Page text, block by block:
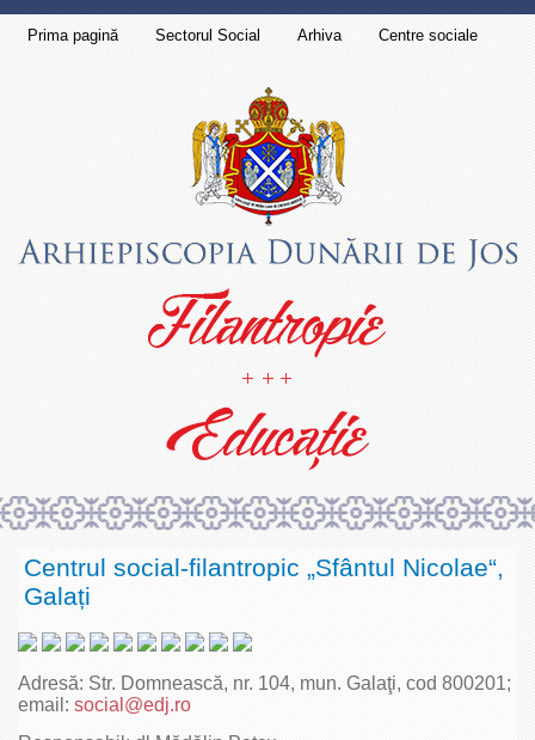
Prima pagină Sectorul Social Arhiva
Centre sociale
Centrul social-filantropic „Sfântul Nicolae“,
Galați
Adresă: Str. Domnească, nr. 104, mun. Galaţi, cod 800201;
email: social@edj.ro